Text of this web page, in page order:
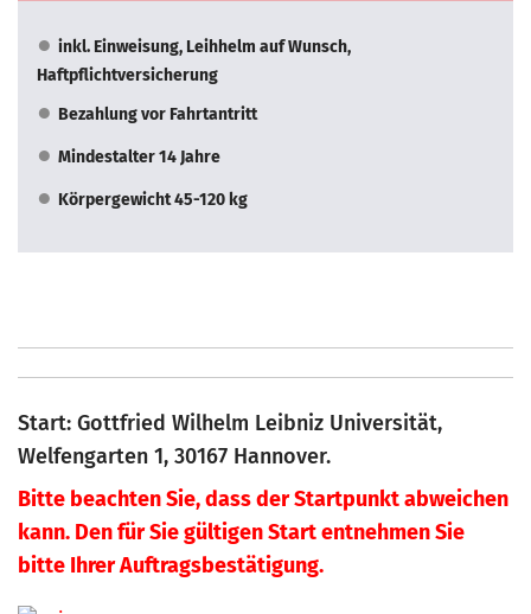
inkl. Einweisung, Leihhelm auf Wunsch,
Haftpflichtversicherung
Bezahlung vor Fahrtantritt
Mindestalter 14 Jahre
Körpergewicht 45-120 kg
Start: Gottfried Wilhelm Leibniz Universität,
Welfengarten 1, 30167 Hannover.
Bitte beachten Sie, dass der Startpunkt abweichen
kann. Den für Sie gültigen Start entnehmen Sie
bitte Ihrer Auftragsbestätigung.